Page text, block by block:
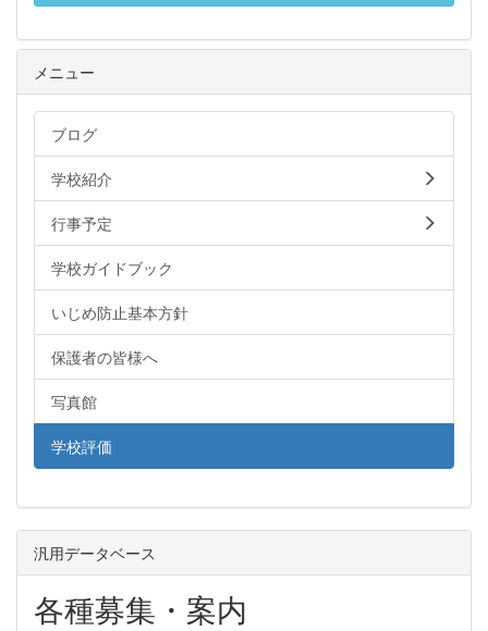
メニュー
ブログ
学校紹介
行事予定
学校ガイドブック
いじめ防止基本方針
保護者の皆様へ
写真館
学校評価
汎用データベース
各種募集・案内